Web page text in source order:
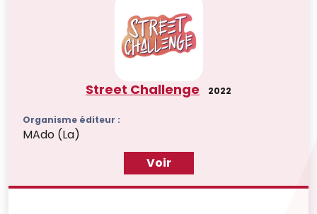
Street Challenge 2022
Organisme éditeur :
MAdo (La)
Voir